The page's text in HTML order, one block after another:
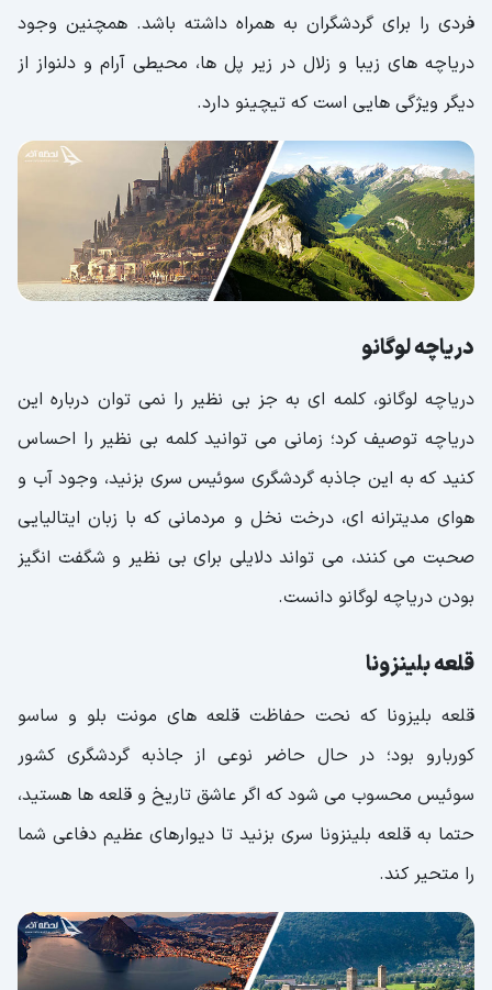
فردی را برای گردشگران به همراه داشته باشد. همچنین وجود
دریاچه های زیبا و زلال در زیر پل ها، محیطی آرام و دلنواز از
دیگر ویژگی هایی است که تیچینو دارد.
دریاچه لوگانو
دریاچه لوگانو، کلمه ای به جز بی نظیر را نمی توان درباره این
دریاچه توصیف کرد؛ زمانی می توانید کلمه بی نظیر را احساس
کنید که به این جاذبه گردشگری سوئیس سری بزنید، وجود آب و
هوای مدیترانه ای، درخت نخل و مردمانی که با زبان ایتالیایی
صحبت می کنند، می تواند دلایلی برای بی نظیر و شگفت انگیز
بودن دریاچه لوگانو دانست.
قلعه بلینزونا
قلعه بلیزونا که نحت حفاظت قلعه های مونت بلو و ساسو
کوربارو بود؛ در حال حاضر نوعی از جاذبه گردشگری کشور
سوئیس محسوب می شود که اگر عاشق تاریخ و قلعه ها هستید،
حتما به قلعه بلینزونا سری بزنید تا دیوارهای عظیم دفاعی شما
را متحیر کند.